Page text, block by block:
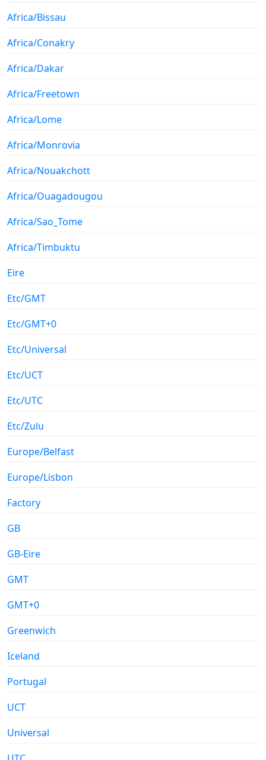
Africa/Bissau
Africa/Conakry
Africa/Dakar
Africa/Freetown
Africa/Lome
Africa/Monrovia
Africa/Nouakchott
Africa/Ouagadougou
Africa/Sao_Tome
Africa/Timbuktu
Eire
Etc/GMT
Etc/GMT+0
Etc/Universal
Etc/UCT
Etc/UTC
Etc/Zulu
Europe/Belfast
Europe/Lisbon
Factory
GB
GB-Eire
GMT
GMT+0
Greenwich
Iceland
Portugal
UCT
Universal